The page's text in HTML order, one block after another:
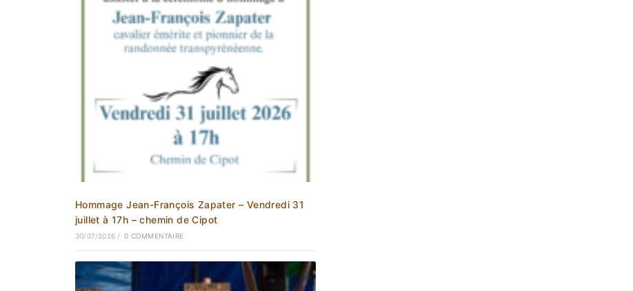
Hommage Jean-François Zapater – Vendredi 31
juillet à 17h – chemin de Cipot
30/07/2026 / 0 COMMENTAIRE